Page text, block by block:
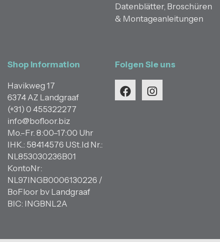
Folgen Sie uns
Shop Information
Havikweg 17
6374 AZ Landgraaf
(+31) 0 455322277
info@bofloor.biz
Mo.–Fr. 8:00–17:00 Uhr
IHK.: 58414576 USt.Id Nr.:
NL853030236B01
KontoNr:
NL97INGB0006130226 /
BoFloor bv Landgraaf
BIC: INGBNL2A
Datenblätter, Broschüren
& Montageanleitungen